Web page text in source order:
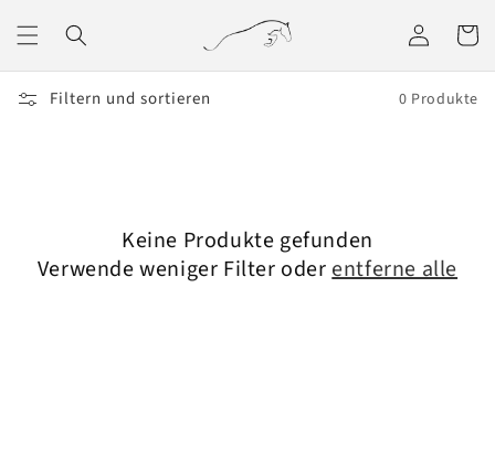
zum
Inhalt
Einloggen
Filtern und sortieren 0 Produkte
Keine Produkte gefunden
Verwende weniger Filter oderentferne alle